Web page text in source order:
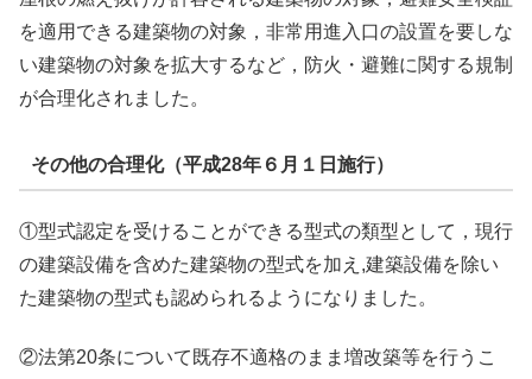
を適用できる建築物の対象，非常用進入口の設置を要しな
い建築物の対象を拡大するなど，防火・避難に関する規制
が合理化されました。
その他の合理化（平成28年６月１日施行）
①型式認定を受けることができる型式の類型として，現行
の建築設備を含めた建築物の型式を加え,建築設備を除い
た建築物の型式も認められるようになりました。
②法第20条について既存不適格のまま増改築等を行うこ